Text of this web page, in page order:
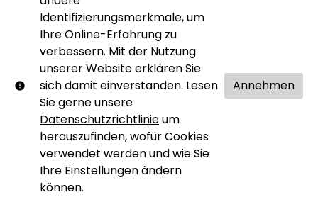
Identifizierungsmerkmale, um
Ihre Online-Erfahrung zu
verbessern. Mit der Nutzung
unserer Website erklären Sie
sich damit einverstanden. Lesen
Sie gerne unsere
Datenschutzrichtlinieum
herauszufinden, wofür Cookies
verwendet werden und wie Sie
Ihre Einstellungen ändern
können.
Annehmen
Datenschutz
SALZGEBER SHOP
© Salzgeber Club. Alle Rechte vorbehalten. Kein Teil
dieser Website darf ohne unsere schriftliche
Genehmigung reproduziert werden.
Bereitgestellt von